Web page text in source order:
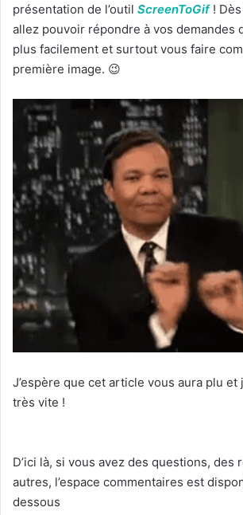
présentation de l’outil ScreenToGif! Dès
allez pouvoir répondre à vos demandes
plus facilement et surtout vous faire
première image. 😉
J’espère que cet article vous aura plu
très vite !
D’ici là, si vous avez des questions, des
autres, l’espace commentaires est
dessous